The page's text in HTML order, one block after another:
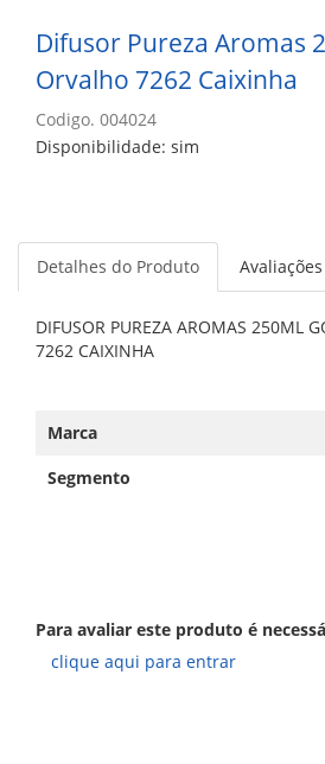
Difusor Pureza Aromas
Orvalho 7262 Caixinha
Codigo. 004024
Disponibilidade: sim
Detalhes do Produto
DIFUSOR PUREZA AROMAS 250ML
7262 CAIXINHA
Marca
Segmento
Para avaliar este produto é
clique aqui para entrar